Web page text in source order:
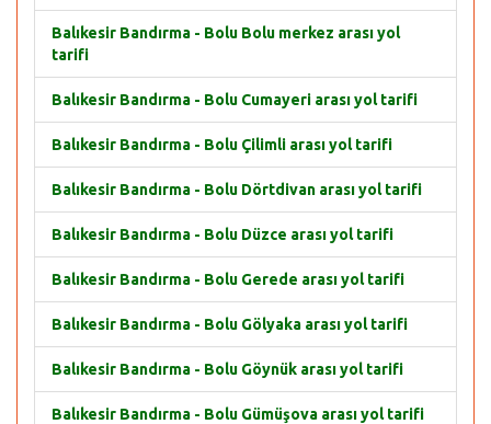
Balıkesir Bandırma - Bolu Bolu merkez arası yol
tarifi
Balıkesir Bandırma - Bolu Cumayeri arası yol tarifi
Balıkesir Bandırma - Bolu Çilimli arası yol tarifi
Balıkesir Bandırma - Bolu Dörtdivan arası yol tarifi
Balıkesir Bandırma - Bolu Düzce arası yol tarifi
Balıkesir Bandırma - Bolu Gerede arası yol tarifi
Balıkesir Bandırma - Bolu Gölyaka arası yol tarifi
Balıkesir Bandırma - Bolu Göynük arası yol tarifi
Balıkesir Bandırma - Bolu Gümüşova arası yol tarifi